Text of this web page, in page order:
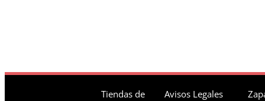
Tiendas de
Avisos Legales